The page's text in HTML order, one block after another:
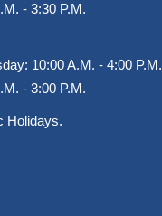
- 3:30 P.M.
10:00 A.M. - 4:00 P.M.
- 3:00 P.M.
Holidays.